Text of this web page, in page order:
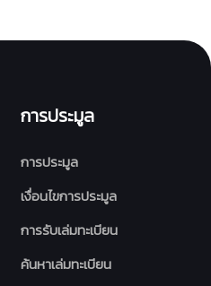
การประมูล
การประมูล
เงื่อนไขการประมูล
การรับเล่มทะเบียน
ค้นหาเล่มทะเบียน